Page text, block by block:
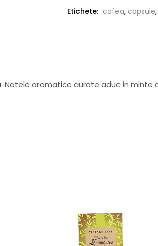
Etichete: cafea, capsule,
aromatice curate aduc in minte